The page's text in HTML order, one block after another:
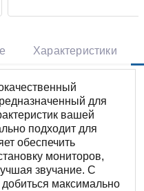
Характеристики
для
вашей
подходит для
обеспечить
мониторов,
звучание. С
максимально